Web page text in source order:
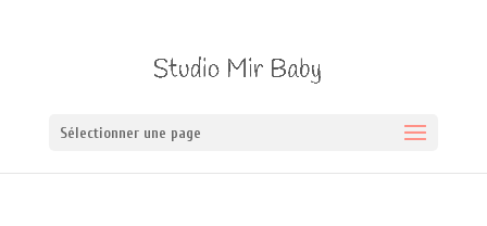
Sélectionner une page